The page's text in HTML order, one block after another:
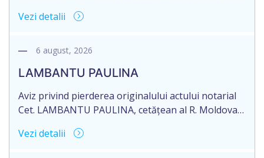
cunoștință pierderea originalului actului notarial:
26.03.2026, autentificat de notarul Dumbrava
Vezi detalii
6 august, 2026
LAMBANTU PAULINA
Aviz privind pierderea originalului actului notarial
Cet. LAMBANTU PAULINA, cetățean al R. Moldova,
domiciliată în R. Moldova, r-nul Anenii Noi, satul
Vezi detalii